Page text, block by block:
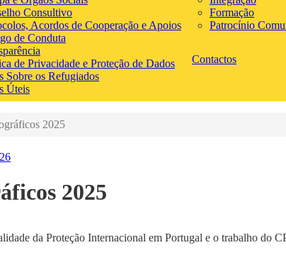
Consultivo
Acordos de Cooperação e Apoios
de Conduta
de Privacidade e Proteção de Dados
Sobre os Refugiados
Úteis
Formação
Patrocínio
Contactos
2025
2025
da Proteção Internacional em Portugal e o trabalho do